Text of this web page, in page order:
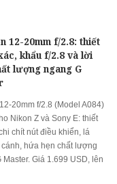
12-20mm f/2.8: thiết
khẩu f/2.8 và lời
lượng ngang G
20mm f/2.8 (Model A084)
Nikon Z và Sony E: thiết
chít nút điều khiển, lá
cánh, hứa hẹn chất lượng
Master. Giá 1.699 USD, lên